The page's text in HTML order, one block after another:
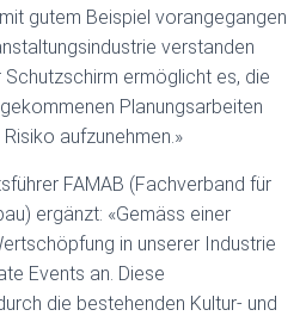
gutem Beispiel vorangegangen
verstanden
ermöglicht es, die
Planungsarbeiten
aufzunehmen.»
FAMAB (Fachverband für
ergänzt: «Gemäss einer
in unserer Industrie
Events an. Diese
die bestehenden Kultur- und